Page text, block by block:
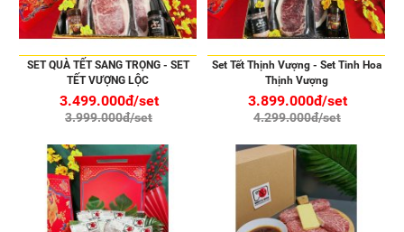
SET QUÀ TẾT SANG TRỌNG - SET
TẾT VƯỢNG LỘC
3.499.000đ/set
3.999.000đ/set
Set Tết Thịnh Vượng - Set Tinh Hoa
Thịnh Vượng
3.899.000đ/set
4.299.000đ/set